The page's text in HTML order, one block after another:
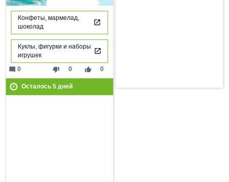
Конфеты, мармелад,
шоколад
Куклы, фигурки и наборы
игрушек
thumb_down 0 thumb_up 0
mode_comment 0
Осталось 5дней